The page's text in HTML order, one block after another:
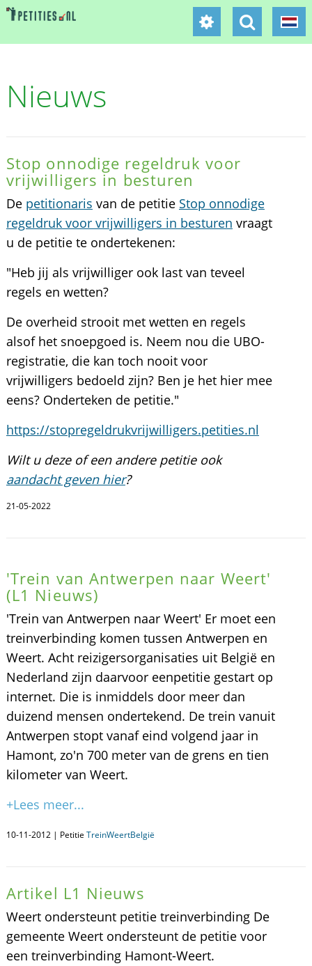
Nieuws
Stop onnodige regeldruk voor
vrijwilligers in besturen
De petitionaris van de petitie Stop onnodige
regeldruk voor vrijwilligers in besturen vraagt
u de petitie te ondertekenen:
"Heb jij als vrijwilliger ook last van teveel
regels en wetten?
De overheid strooit met wetten en regels
alsof het snoepgoed is. Neem nou die UBO-
registratie, die kan toch nooit voor
vrijwilligers bedoeld zijn? Ben je het hier mee
eens? Onderteken de petitie."
https://stopregeldrukvrijwilligers.petities.nl
Wilt u deze of een andere petitie ook
aandacht geven hier?
21-05-2022
'Trein van Antwerpen naar Weert'
(L1 Nieuws)
'Trein van Antwerpen naar Weert' Er moet een
treinverbinding komen tussen Antwerpen en
Weert. Acht reizigersorganisaties uit België en
Nederland zijn daarvoor eenpetitie gestart op
internet. Die is inmiddels door meer dan
duizend mensen ondertekend. De trein vanuit
Antwerpen stopt vanaf eind volgend jaar in
Hamont, zo'n 700 meter van de grens en tien
kilometer van Weert.
+Lees meer...
10-11-2012 | Petitie TreinWeertBelgië
Artikel L1 Nieuws
Weert ondersteunt petitie treinverbinding De
gemeente Weert ondersteunt de petitie voor
een treinverbinding Hamont-Weert.